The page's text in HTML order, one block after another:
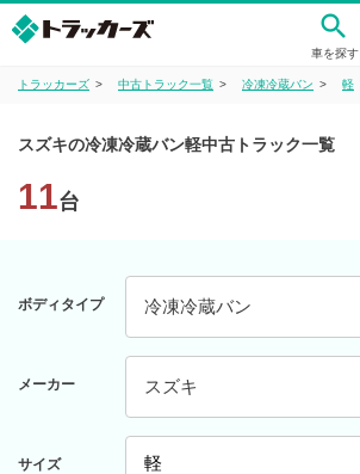
車を探す
トラッカーズ 中古トラック一覧 冷凍冷蔵バン 軽
スズキの冷凍冷蔵バン軽中古トラック一覧
11台
ボディタイプ 冷凍冷蔵バン
メーカー スズキ
サイズ